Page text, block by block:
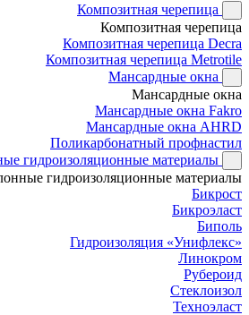
Композитная черепица
Композитная черепица
Композитная черепица Decra
Композитная черепица Metrotile
Мансардные окна
Мансардные окна
Мансардные окна Fakro
Мансардные окна AHRD
Поликарбонатный профнастил
гидроизоляционные материалы
гидроизоляционные материалы
Бикрост
Бикроэласт
Биполь
Гидроизоляция «Унифлекс»
Линокром
Рубероид
Стеклоизол
Техноэласт